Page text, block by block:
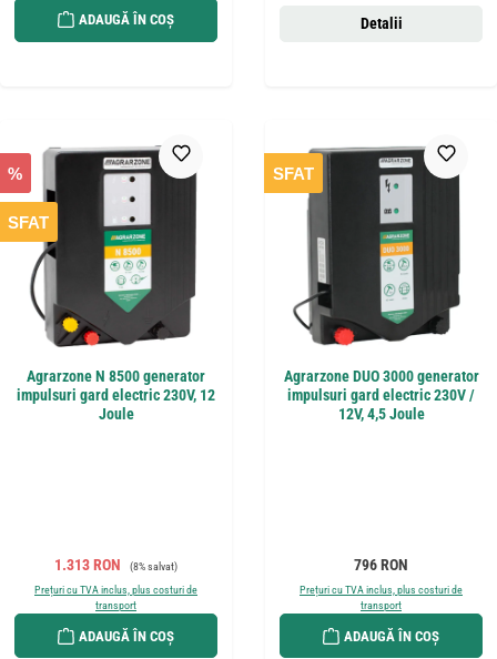
ADAUGĂ ÎN COȘ Detalii
%
SFAT
Agrarzone N 8500 generator
impulsuri gard electric 230V, 12
Joule
Preț de vânzare:
1.313 RON Preț obișnuit:
(8% salvat)
Prețuri cu TVA inclus, plus costuri de
transport
ADAUGĂ ÎN COȘ
SFAT
Agrarzone DUO 3000 generator
impulsuri gard electric 230V /
12V, 4,5 Joule
Preț obișnuit:
796 RON
Prețuri cu TVA inclus, plus costuri de
transport
ADAUGĂ ÎN COȘ